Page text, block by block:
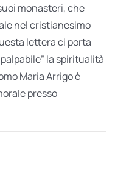
monasteri, che
nel cristianesimo
lettera ci porta
la spiritualità
Maria Arrigo è
presso